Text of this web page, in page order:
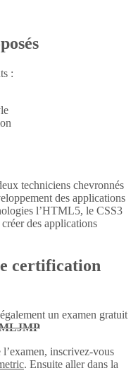
:
techniciens chevronnés
des applications
l’HTML5, le CSS3
des applications
certification
un examen gratuit
inscrivez-vous
. Ensuite aller dans la